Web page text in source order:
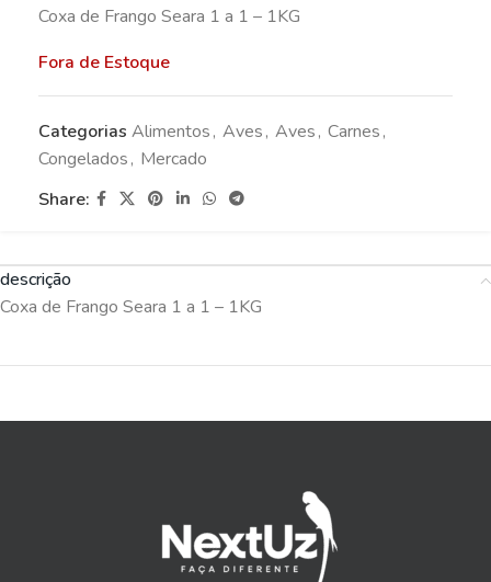
Coxa de Frango Seara 1 a 1 – 1KG
Fora de Estoque
Categorias Alimentos, Aves, Aves, Carnes,
Congelados, Mercado
Share:
descrição
Coxa de Frango Seara 1 a 1 – 1KG